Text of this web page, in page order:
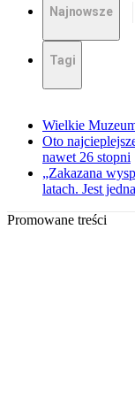
Najnowsze
Tagi
Wielkie
Oto
nawet 26 stopni
„Zakazana
latach. Jest
Promowane treści